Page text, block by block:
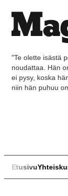
"Te olette isästä
noudattaa. Hän
ei pysy, koska
niin hän puhuu
Etusivu